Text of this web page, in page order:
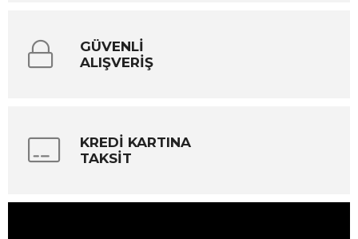
GÜVENLİ
ALIŞVERİŞ
KREDİ KARTINA
TAKSİT